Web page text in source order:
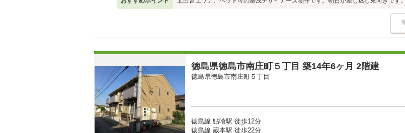
徳島県徳島市南庄町５丁目 築14年6ヶ月 2階建
徳島県徳島市南庄町５丁目
徳島線 鮎喰駅 徒歩12分
徳島線 蔵本駅 徒歩22分